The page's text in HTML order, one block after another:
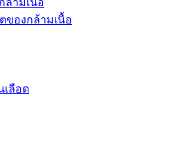
ล้ามเนื้อ
ของกล้ามเนื้อ
เลือด